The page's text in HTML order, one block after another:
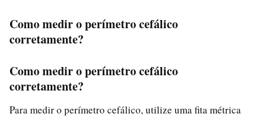
Como medir o perímetro cefálico
corretamente?
Como medir o perímetro cefálico
corretamente?
Para medir o perímetro cefálico, utilize uma fita métrica